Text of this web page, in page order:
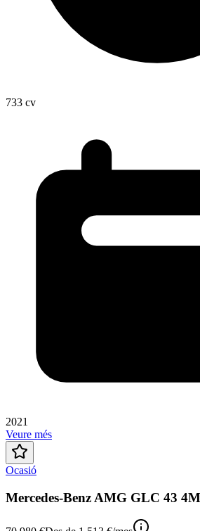
733 cv
2021
Veure més
Ocasió
Mercedes-Benz AMG GLC 43